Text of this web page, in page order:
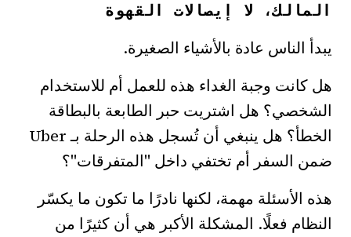
المالك، لا إيصالات القهوة
يبدأ الناس عادة بالأشياء الصغيرة.
هل كانت وجبة الغداء هذه للعمل أم للاستخدام
الشخصي؟ هل اشتريت حبر الطابعة بالبطاقة
الخطأ؟ هل ينبغي أن تُسجل هذه الرحلة بـ Uber
ضمن السفر أم تختفي داخل "المتفرقات"؟
هذه الأسئلة مهمة، لكنها نادرًا ما تكون ما يكسّر
النظام فعلًا. المشكلة الأكبر هي أن كثيرًا من